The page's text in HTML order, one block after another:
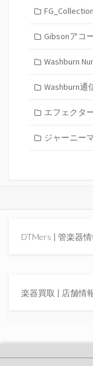
FG_Collection
Gibsonアコ
Washburn
Washburn通
エフェクタ
ジャーニー
DTMers | 管楽器
楽器買取 | 店舗情